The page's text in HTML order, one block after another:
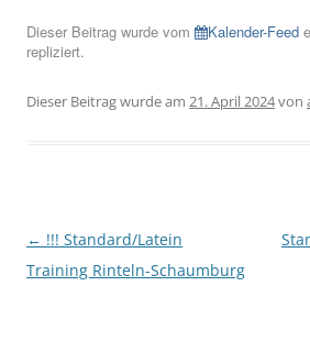
Dieser Beitrag wurde vom Kalender-Feed
repliziert.
Dieser Beitrag wurde am 21. April 2024von
Beitragsnavigation
← !!! Standard/Latein
Training Rinteln-Schaumburg